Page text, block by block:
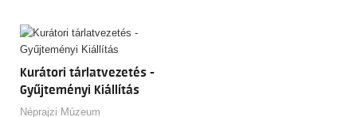
Kurátori tárlatvezetés -
Gyűjteményi Kiállítás
Néprajzi Múzeum